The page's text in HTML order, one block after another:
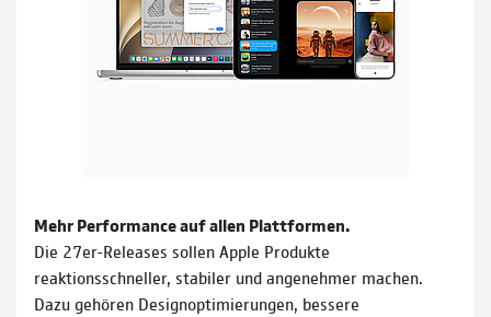
Mehr Performance auf allen Plattformen.
Die 27er-Releases sollen Apple Produkte
reaktionsschneller, stabiler und angenehmer machen.
Dazu gehören Designoptimierungen, bessere